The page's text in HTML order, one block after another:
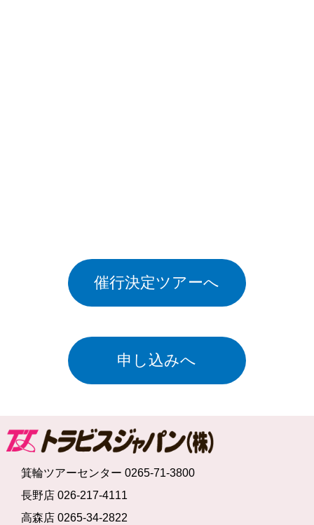
催行決定ツアーへ
申し込みへ
箕輪ツアーセンター 0265-71-3800
長野店 026-217-4111
高森店 0265-34-2822